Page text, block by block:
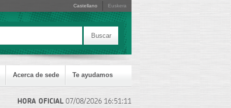
Castellano Euskera
Buscar
Acerca de sede Te ayudamos
HORA OFICIAL 07/08/2026 16:51:11